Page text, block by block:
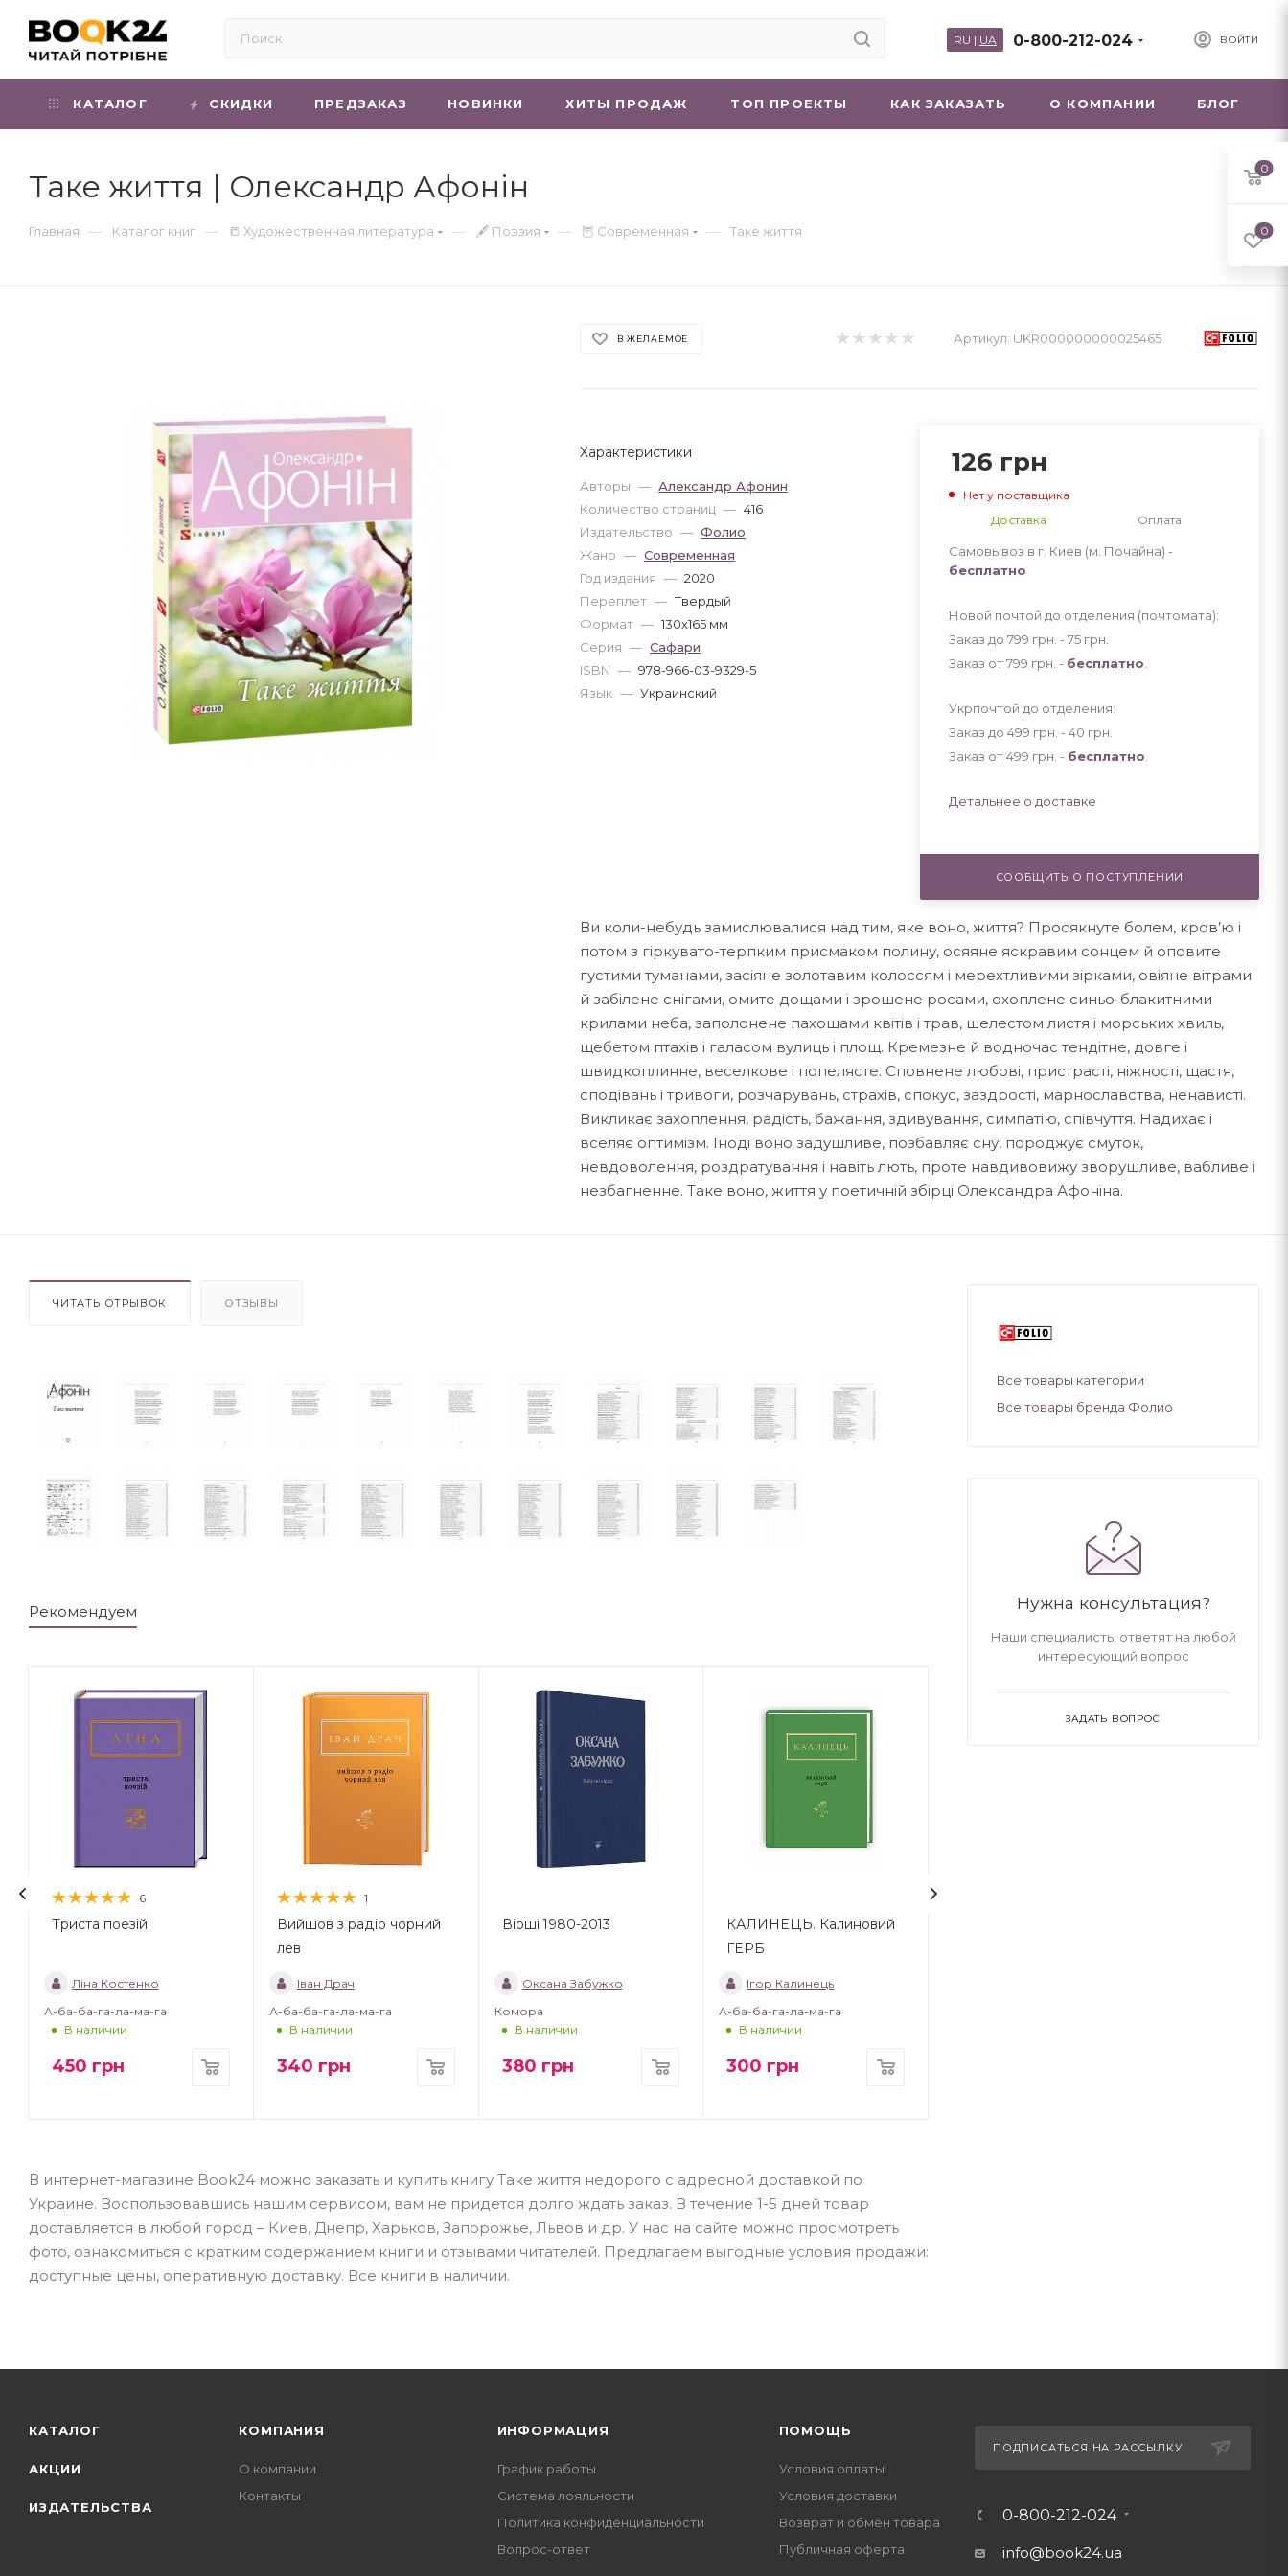
ВОЙТИ
0-800-212-024
RU | UA
КАТАЛОГ СКИДКИ ПРЕДЗАКАЗ НОВИНКИ ХИТЫ ПРОДАЖ ТОП ПРОЕКТЫ КАК ЗАКАЗАТЬ О КОМПАНИИ БЛОГ
Таке життя | Олександр Афонін
Главная — Каталог книг — 📒 Художественная литература — 🖋 Поэзия — 🦉 Современная — Таке життя
В ЖЕЛАЕМОЕ Артикул: UKR000000000025465
Характеристики
Авторы — Александр Афонин
Количество страниц — 416
Издательство — Фолио
Жанр — Современная
Год издания — 2020
Переплет — Твердый
Формат — 130x165 мм
Серия — Сафари
ISBN — 978-966-03-9329-5
Язык — Украинский
126 грн
Нет у поставщика
Доставка
Оплата
Самовывоз в г. Киев (м. Почайна) -
бесплатно
Новой почтой до отделения (почтомата):
Заказ до 799 грн. - 75 грн
Заказ от 799 грн. - бесплатно
Укрпочтой до отделения:
Заказ до 499 грн. - 40 грн
Заказ от 499 грн. - бесплатно
Детальнее о доставке
СООБЩИТЬ О ПОСТУПЛЕНИИ
Ви коли-небудь замислювалися над тим, яке воно, життя? Просякнуте болем, кров’ю і
потом з гіркувато-терпким присмаком полину, осяяне яскравим сонцем й оповите
густими туманами, засіяне золотавим колоссям і мерехтливими зірками, овіяне вітрами
й забілене снігами, омите дощами і зрошене росами, охоплене синьо-блакитними
крилами неба, заполонене пахощами квітів і трав, шелес­том листя і морських хвиль,
щебетом птахів і галасом вулиць і площ. Кремезне й водночас тендітне, довге і
швидкоплинне, веселкове і попелясте. Сповнене любові, пристрасті, ніжності, щастя,
сподівань і тривоги, розчарувань, страхів, спокус, заздрості, марнославства, ненависті.
Викликає захоплення, радість, бажання, здивування, симпатію, співчуття. Надихає і
вселяє оптимізм. Іноді воно задушливе, позбавляє сну, породжує смуток,
невдоволення, роздратування і навіть лють, проте навдивовижу зворушливе, вабливе і
незбагненне. Таке воно, життя у поетичній збірці Олександра Афоніна.
ЧИТАТЬ ОТРЫВОК ОТЗЫВЫ
Рекомендуем
6
Триста поезій
Ліна Костенко
А-ба-ба-га-ла-ма-га
В наличии
450 грн
1
Вийшов з радіо чорний
лев
Іван Драч
А-ба-ба-га-ла-ма-га
В наличии
340 грн
Вірші 1980-2013
Оксана Забужко
Комора
В наличии
380 грн
КАЛИНЕЦЬ. Калиновий
ГЕРБ
Ігор Калинець
А-ба-ба-га-ла-ма-га
В наличии
300 грн
В интернет-магазине Book24 можно заказать и купить книгу Таке життя недорого с адресной доставкой по
Украине. Воспользовавшись нашим сервисом, вам не придется долго ждать заказ. В течение 1-5 дней товар
доставляется в любой город – Киев, Днепр, Харьков, Запорожье, Львов и др. У нас на сайте можно просмотреть
фото, ознакомиться с кратким содержанием книги и отзывами читателей. Предлагаем выгодные условия продажи:
доступные цены, оперативную доставку. Все книги в наличии.
Все товары категории
Все товары бренда Фолио
Нужна консультация?
Наши специалисты ответят на любой
интересующий вопрос
ЗАДАТЬ ВОПРОС
КАТАЛОГ
АКЦИИ
ИЗДАТЕЛЬСТВА
КОМПАНИЯ
О компании
Контакты
ИНФОРМАЦИЯ
График работы
Система лояльности
Политика конфиденциальности
Вопрос-ответ
ПОМОЩЬ
Условия оплаты
Условия доставки
Возврат и обмен товара
Публичная оферта
ПОДПИСАТЬСЯ НА РАССЫЛКУ
0-800-212-024
info@book24.ua
0
0